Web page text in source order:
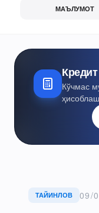
МАЪЛУМОТ
Кўчмас
ҳисоблаш
ТАЙИНЛОВ 09/